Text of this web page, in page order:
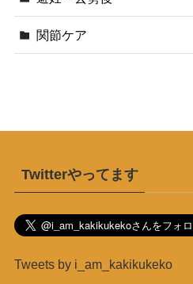
関節ケア
Twitterやってます
Tweets by i_am_kakikukeko